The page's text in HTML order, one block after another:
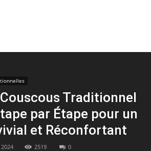
Traditionnel
par Étape pour un
et Réconfortant
2519 0